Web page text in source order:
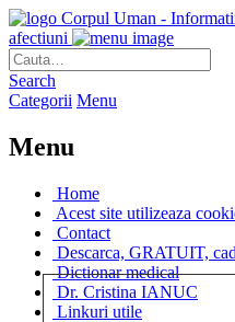
Corpul Uman -
afectiuni
Search
Categorii Menu
Menu
Home
Acest site utilizeaza
Contact
Descarca, GRATUIT,
Dictionar medical
Dr. Cristina IANUC
Linkuri utile